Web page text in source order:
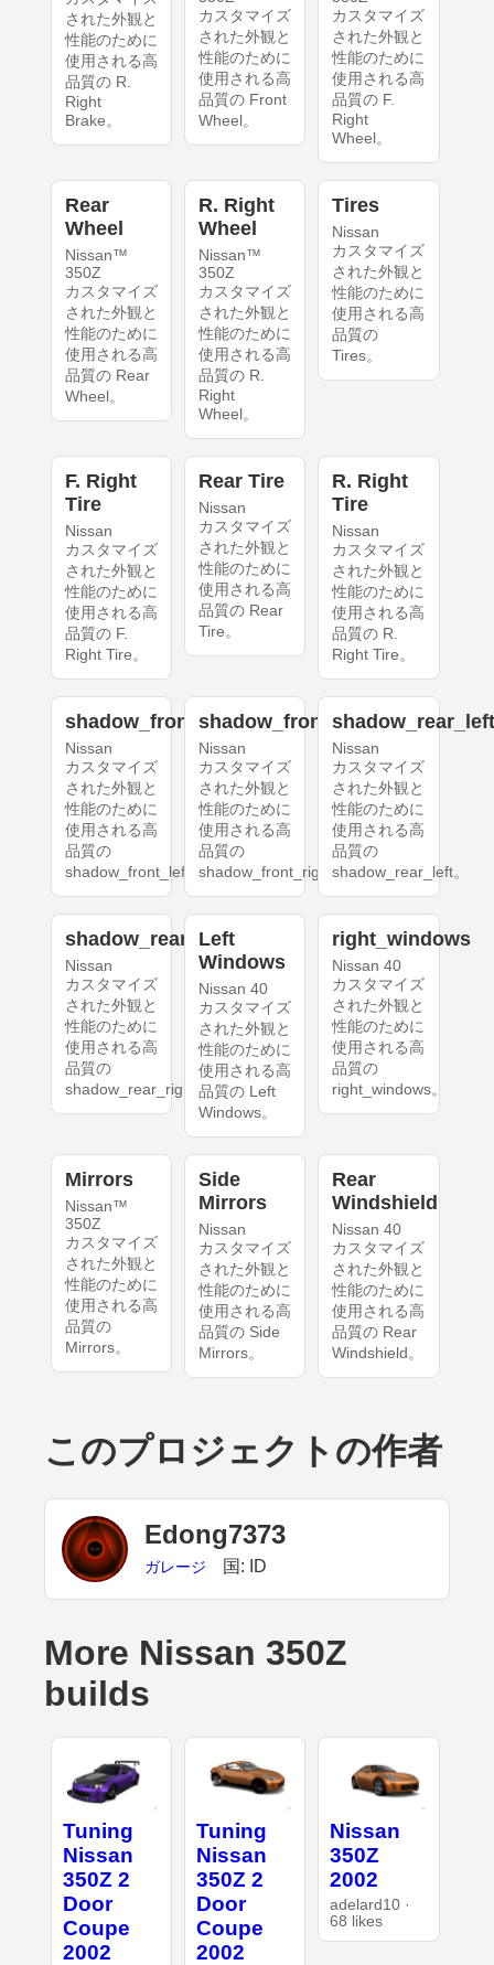
された外観と
性能のために
使用される高
品質の R.
Right
Brake。
カスタマイズ
された外観と
性能のために
使用される高
品質の Front
Wheel。
カスタマイズ
された外観と
性能のために
使用される高
品質の F.
Right
Wheel。
Rear
Wheel
Nissan™
350Z
カスタマイズ
された外観と
性能のために
使用される高
品質の Rear
Wheel。
R. Right
Wheel
Nissan™
350Z
カスタマイズ
された外観と
性能のために
使用される高
品質の R.
Right
Wheel。
Tires
Nissan
カスタマイズ
された外観と
性能のために
使用される高
品質の
Tires。
F. Right
Tire
Nissan
カスタマイズ
された外観と
性能のために
使用される高
品質の F.
Right Tire。
Rear Tire
Nissan
カスタマイズ
された外観と
性能のために
使用される高
品質の Rear
Tire。
R. Right
Tire
Nissan
カスタマイズ
された外観と
性能のために
使用される高
品質の R.
Right Tire。
shadow_front_left
Nissan
カスタマイズ
された外観と
性能のために
使用される高
品質の
shadow_front_left。
shadow_front_right
Nissan
カスタマイズ
された外観と
性能のために
使用される高
品質の
shadow_front_right。
Nissan
カスタマイズ
された外観と
性能のために
使用される高
品質の
shadow_rear_left。
shadow_rear_right
Nissan
カスタマイズ
された外観と
性能のために
使用される高
品質の
shadow_rear_right。
Left
Windows
Nissan 40
カスタマイズ
された外観と
性能のために
使用される高
品質の Left
Windows。
right_windows
Nissan 40
カスタマイズ
された外観と
性能のために
使用される高
品質の
right_windows。
Mirrors
Nissan™
350Z
カスタマイズ
された外観と
性能のために
使用される高
品質の
Mirrors。
Side
Mirrors
Nissan
カスタマイズ
された外観と
性能のために
使用される高
品質の Side
Mirrors。
Rear
Windshield
Nissan 40
カスタマイズ
された外観と
性能のために
使用される高
品質の Rear
Windshield。
このプロジェクトの作者
Edong7373
ガレージ 国: ID
More Nissan 350Z
builds
Tuning
Nissan
350Z 2
Door
Coupe
2002
Tuning
Nissan
350Z 2
Door
Coupe
2002
Nissan
350Z
2002
adelard10 ·
68 likes